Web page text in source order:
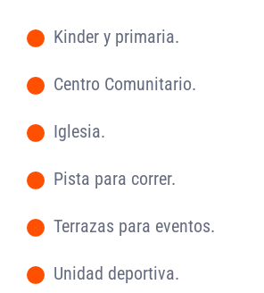
- Kinder y primaria.
- Centro Comunitario.
- Iglesia.
- Pista para correr.
- Terrazas para eventos.
- Unidad deportiva.